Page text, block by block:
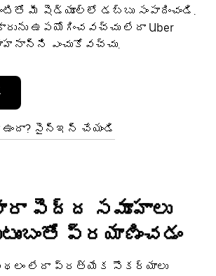
మీ షెడ్యూల్‌లో డబ్బు సంపాదించండి.
ఉపయోగించవచ్చు లేదా Uber
ఎంచుకోవచ్చు.
సైన్ఇన్ చేయండి
పెద్ద సమూహాలు
ప్రయాణించడం
లేదా ప్రత్యేక సౌకర్యాలు